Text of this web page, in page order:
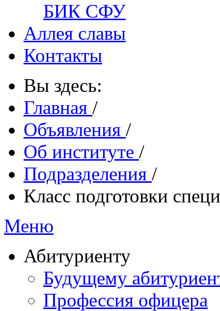
БИК СФУ
Аллея славы
Контакты
Вы здесь:
Главная /
Объявления /
Об институте /
Подразделения /
Класс подготовки
Меню
Абитуриенту
Будущему
Профессия офицера